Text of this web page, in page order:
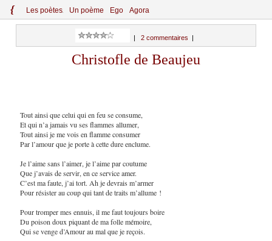
{ Les poètes Un poème Ego Agora
2 commentaires
Christofle de Beaujeu
Tout ainsi que celui qui en feu se consume,
Et qui n’a jamais vu ses flammes allumer,
Tout ainsi je me vois en flamme consumer
Par l’amour que je porte à cette dure enclume.
Je l’aime sans l’aimer, je l’aime par coutume
Que j’avais de servir, en ce service amer.
C’est ma faute, j’ai tort. Ah je devrais m’armer
Pour résister au coup qui tant de traits m’allume !
Pour tromper mes ennuis, il me faut toujours boire
Du poison doux piquant de ma folle mémoire,
Qui se venge d’Amour au mal que je reçois.